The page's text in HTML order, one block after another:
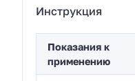
Инструкция
Показания к
применению